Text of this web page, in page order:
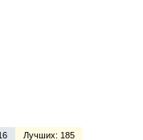
Лучших: 185